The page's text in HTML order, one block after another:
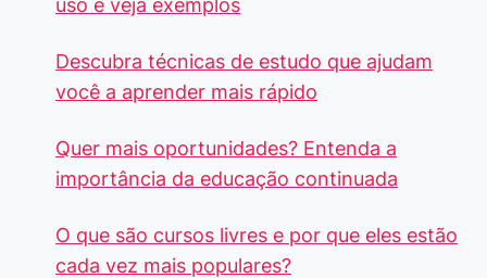
Descubra técnicas de estudo que ajudam
você a aprender mais rápido
Quer mais oportunidades? Entenda a
importância da educação continuada
O que são cursos livres e por que eles estão
cada vez mais populares?